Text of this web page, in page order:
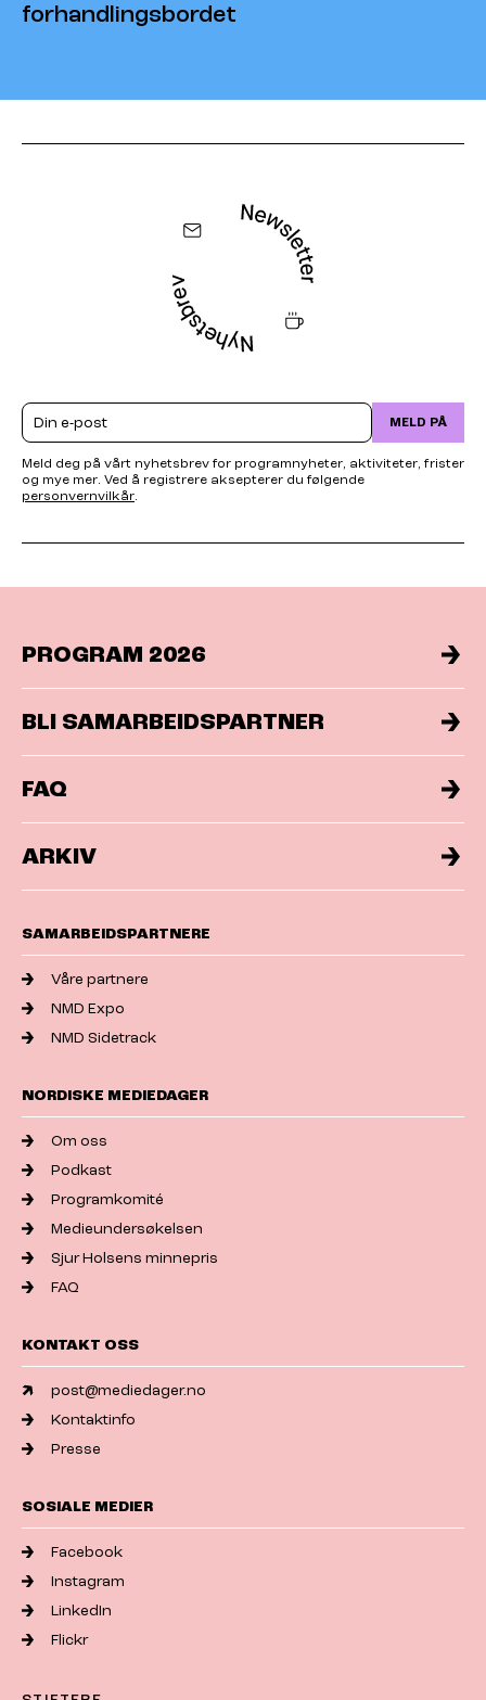
forhandlingsbordet
Email MELD PÅ
Meld deg på vårt nyhetsbrev for programnyheter, aktiviteter, frister
og mye mer. Ved å registrere aksepterer du følgende
personvernvilkår.
PROGRAM 2026
BLI SAMARBEIDSPARTNER
FAQ
ARKIV
SAMARBEIDSPARTNERE
Våre partnere
NMD Expo
NMD Sidetrack
NORDISKE MEDIEDAGER
Om oss
Podkast
Programkomité
Medieundersøkelsen
Sjur Holsens minnepris
FAQ
KONTAKT OSS
post@mediedager.no
Kontaktinfo
Presse
SOSIALE MEDIER
Facebook
Instagram
LinkedIn
Flickr